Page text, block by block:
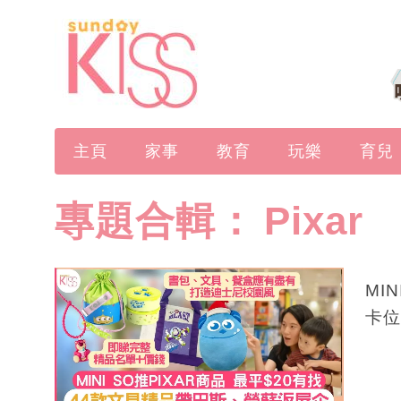
主頁 家事 教育 玩樂 育兒
專題合輯： Pixar
卡